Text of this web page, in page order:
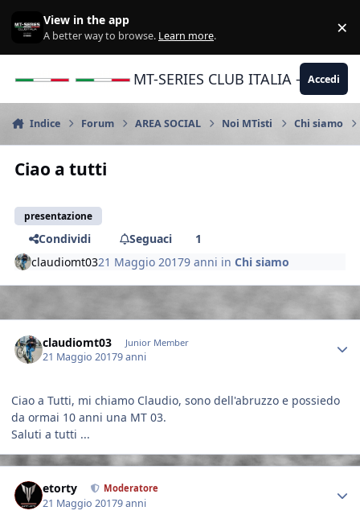
View in the app
A better way to browse. Learn more. ×
MT-SERIES CLUB ITALIA -Accedi
Indice Forum AREA SOCIAL Noi MTisti Chi siamo
Ciao a tutti
presentazione
Condividi Seguaci
1
claudiomt0321 Maggio 20179 anni inChi siamo
claudiomt03 Junior Member
21 Maggio 20179 anni
Ciao a Tutti, mi chiamo Claudio, sono dell'abruzzo e possiedo
da ormai 10 anni una MT 03.
Saluti a tutti ...
etorty Moderatore
21 Maggio 20179 anni